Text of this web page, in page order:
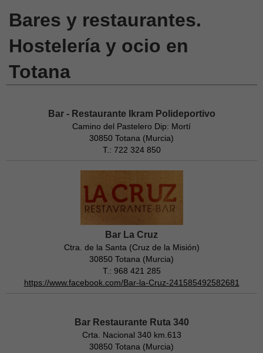
Bares y restaurantes.
Hostelería y ocio en
Totana
Bar - Restaurante Ikram Polideportivo
Camino del Pastelero Dip: Mortí
30850 Totana (Murcia)
T.: 722 324 850
Bar La Cruz
Ctra. de la Santa (Cruz de la Misión)
30850 Totana (Murcia)
T.: 968 421 285
https://www.facebook.com/Bar-la-Cruz-241585492582681
Bar Restaurante Ruta 340
Crta. Nacional 340 km.613
30850 Totana (Murcia)